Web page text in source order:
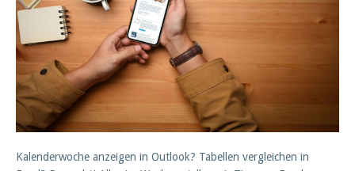
Kalenderwoche anzeigen in Outlook? Tabellen vergleichen in